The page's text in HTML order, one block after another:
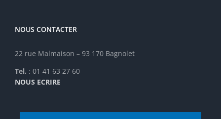
NOUS CONTACTER
22 rue Malmaison – 93 170 Bagnolet
Tel. : 01 41 63 27 60
NOUS ECRIRE